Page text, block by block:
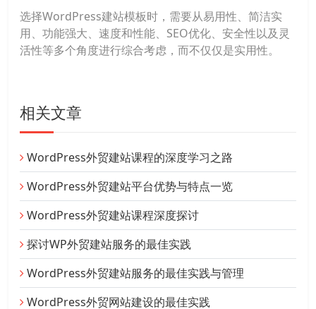
选择WordPress建站模板时，需要从易用性、简洁实
用、功能强大、速度和性能、SEO优化、安全性以及灵
活性等多个角度进行综合考虑，而不仅仅是实用性。
相关文章
WordPress外贸建站课程的深度学习之路
WordPress外贸建站平台优势与特点一览
WordPress外贸建站课程深度探讨
探讨WP外贸建站服务的最佳实践
WordPress外贸建站服务的最佳实践与管理
WordPress外贸网站建设的最佳实践